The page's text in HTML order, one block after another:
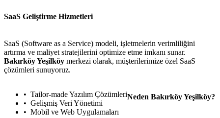
SaaS Geliştirme Hizmetleri
SaaS (Software as a Service) modeli, işletmelerin verimliliğini
artırma ve maliyet stratejilerini optimize etme imkanı sunar.
Bakırköy Yeşilköy merkezi olarak, müşterilerimize özel SaaS
çözümleri sunuyoruz.
Tailor-made Yazılım Çözümleri
Gelişmiş Veri Yönetimi
Mobil ve Web Uygulamaları
Neden Bakırköy Yeşilköy?